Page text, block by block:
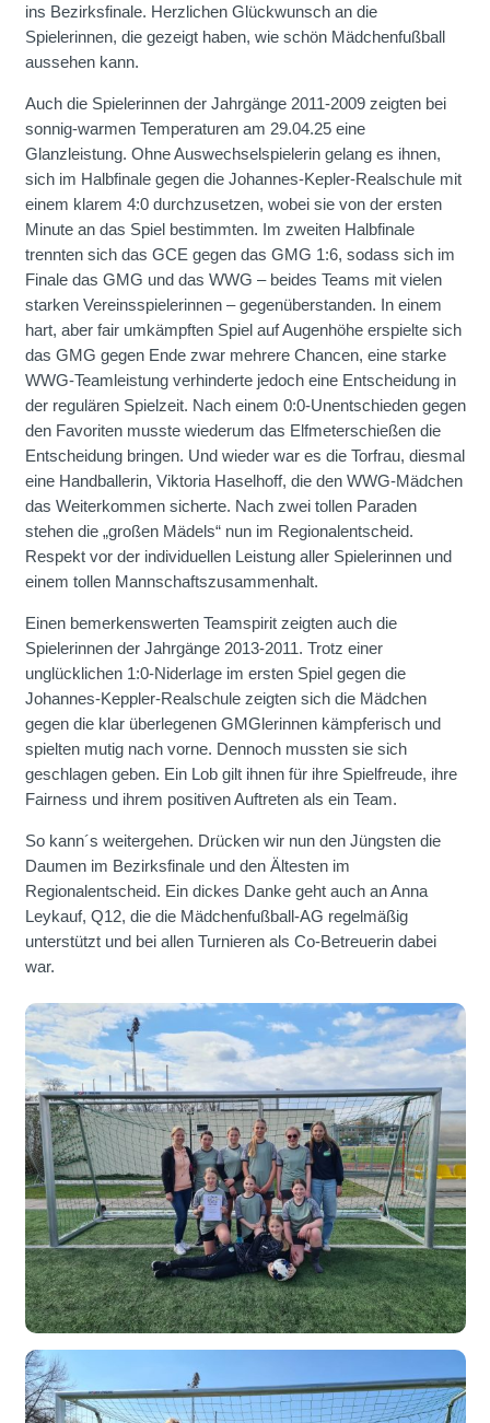
ins Bezirksfinale. Herzlichen Glückwunsch an die
Spielerinnen, die gezeigt haben, wie schön Mädchenfußball
aussehen kann.
Auch die Spielerinnen der Jahrgänge 2011-2009 zeigten bei
sonnig-warmen Temperaturen am 29.04.25 eine
Glanzleistung. Ohne Auswechselspielerin gelang es ihnen,
sich im Halbfinale gegen die Johannes-Kepler-Realschule mit
einem klarem 4:0 durchzusetzen, wobei sie von der ersten
Minute an das Spiel bestimmten. Im zweiten Halbfinale
trennten sich das GCE gegen das GMG 1:6, sodass sich im
Finale das GMG und das WWG – beides Teams mit vielen
starken Vereinsspielerinnen – gegenüberstanden. In einem
hart, aber fair umkämpften Spiel auf Augenhöhe erspielte sich
das GMG gegen Ende zwar mehrere Chancen, eine starke
WWG-Teamleistung verhinderte jedoch eine Entscheidung in
der regulären Spielzeit. Nach einem 0:0-Unentschieden gegen
den Favoriten musste wiederum das Elfmeterschießen die
Entscheidung bringen. Und wieder war es die Torfrau, diesmal
eine Handballerin, Viktoria Haselhoff, die den WWG-Mädchen
das Weiterkommen sicherte. Nach zwei tollen Paraden
stehen die „großen Mädels“ nun im Regionalentscheid.
Respekt vor der individuellen Leistung aller Spielerinnen und
einem tollen Mannschaftszusammenhalt.
Einen bemerkenswerten Teamspirit zeigten auch die
Spielerinnen der Jahrgänge 2013-2011. Trotz einer
unglücklichen 1:0-Niderlage im ersten Spiel gegen die
Johannes-Keppler-Realschule zeigten sich die Mädchen
gegen die klar überlegenen GMGlerinnen kämpferisch und
spielten mutig nach vorne. Dennoch mussten sie sich
geschlagen geben. Ein Lob gilt ihnen für ihre Spielfreude, ihre
Fairness und ihrem positiven Auftreten als ein Team.
So kann´s weitergehen. Drücken wir nun den Jüngsten die
Daumen im Bezirksfinale und den Ältesten im
Regionalentscheid. Ein dickes Danke geht auch an Anna
Leykauf, Q12, die die Mädchenfußball-AG regelmäßig
unterstützt und bei allen Turnieren als Co-Betreuerin dabei
war.